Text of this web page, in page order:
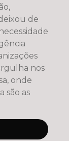
de
nos
onde
são as